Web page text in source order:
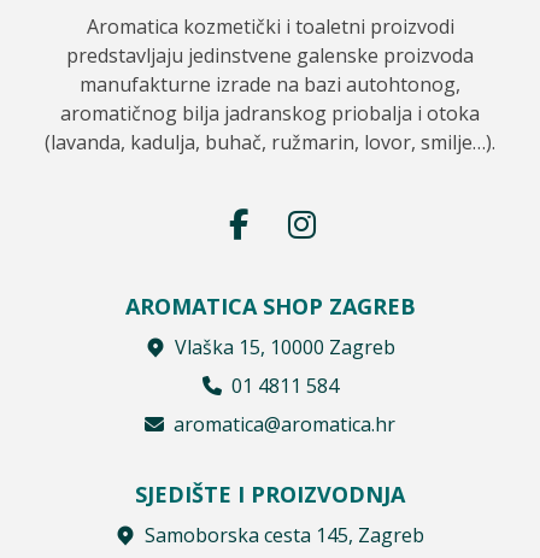
Aromatica kozmetički i toaletni proizvodi
predstavljaju jedinstvene galenske proizvoda
manufakturne izrade na bazi autohtonog,
aromatičnog bilja jadranskog priobalja i otoka
(lavanda, kadulja, buhač, ružmarin, lovor, smilje…).
AROMATICA SHOP ZAGREB
Vlaška 15, 10000 Zagreb
01 4811 584
aromatica@aromatica.hr
SJEDIŠTE I PROIZVODNJA
Samoborska cesta 145, Zagreb